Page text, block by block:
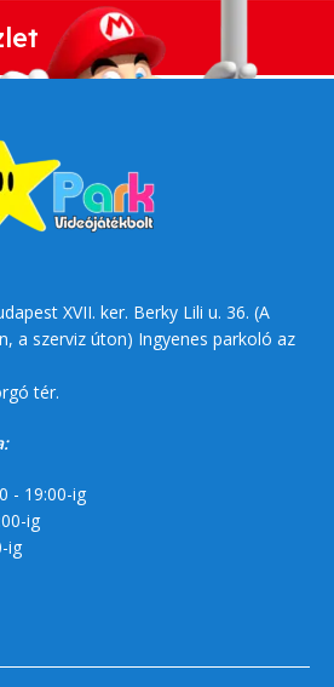
XVII. ker. Berky Lili u. 36. (A
a szerviz úton) Ingyenes parkoló az
tér.
- 19:00-ig
ig
ig